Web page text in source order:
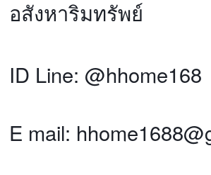
อสังหาริมทรัพย์
ID Line: @hhome168
E mail: